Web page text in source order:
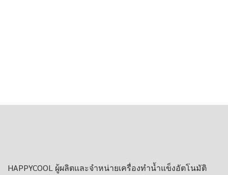
HAPPYCOOL ผู้ผลิตและจำหน่ายเครื่องทำน้ำแข็งอัตโนมัติ